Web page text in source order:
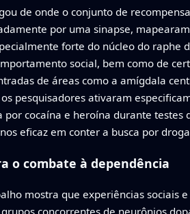
de onde o conjunto de
por uma sinapse,
forte do núcleo do raphe
social, bem como de
de áreas como a amígdala
pesquisadores ativaram
por cocaína e heroína durante
eficaz em conter a busca por
o combate à dependência
mostra que experiências sociais
concorrentes de neurônios